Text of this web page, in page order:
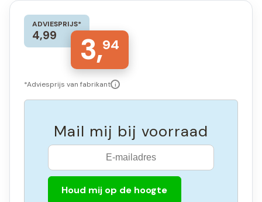
ADVIESPRIJS*
4,99 3,94
*Adviesprijs van fabrikant i
Mail mij bij voorraad
Houd mij op de hoogte